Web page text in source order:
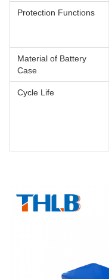
Protection Functions
Material of Battery
Case
Cycle Life